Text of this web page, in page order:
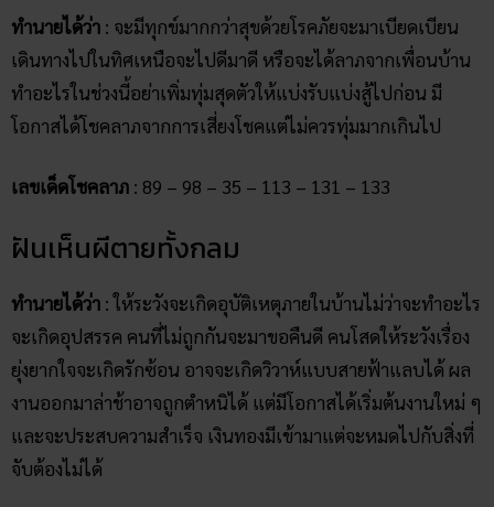
ทำนายได้ว่า : จะมีทุกข์มากกว่าสุขด้วยโรคภัยจะมาเบียดเบียน
เดินทางไปในทิศเหนือจะไปดีมาดี หรือจะได้ลาภจากเพื่อนบ้าน
ทำอะไรในช่วงนี้อย่าเพิ่มทุ่มสุดตัวให้แบ่งรับแบ่งสู้ไปก่อน มี
โอกาสได้โชคลาภจากการเสี่ยงโชคแต่ไม่ควรทุ่มมากเกินไป
เลขเด็ดโชคลาภ : 89 – 98 – 35 – 113 – 131 – 133
ฝันเห็นผีตายทั้งกลม
ทำนายได้ว่า : ให้ระวังจะเกิดอุบัติเหตุภายในบ้านไม่ว่าจะทำอะไร
จะเกิดอุปสรรค คนที่ไม่ถูกกันจะมาขอคืนดี คนโสดให้ระวังเรื่อง
ยุ่งยากใจจะเกิดรักซ้อน อาจจะเกิดวิวาห์แบบสายฟ้าแลบได้ ผล
งานออกมาล่าช้าอาจถูกตำหนิได้ แต่มีโอกาสได้เริ่มต้นงานใหม่ ๆ
และจะประสบความสำเร็จ เงินทองมีเข้ามาแต่จะหมดไปกับสิ่งที่
จับต้องไม่ได้